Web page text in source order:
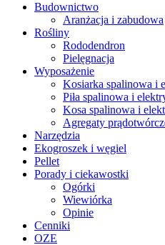
Budownictwo
Aranżacja i zabudowa
Rośliny
Rododendron
Pielęgnacja
Wyposażenie
Kosiarka spalinowa i
Piła spalinowa i
Kosa spalinowa i
Agregaty
Narzędzia
Ekogroszek i węgiel
Pellet
Porady i ciekawostki
Ogórki
Wiewiórka
Opinie
Cenniki
OZE